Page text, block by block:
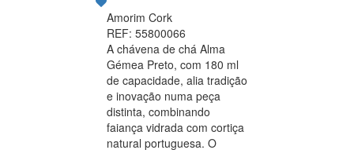
Amorim Cork
REF: 55800066
A chávena de chá Alma
Gémea Preto, com 180 ml
de capacidade, alia tradição
e inovação numa peça
distinta, combinando
faiança vidrada com cortiça
natural portuguesa. O